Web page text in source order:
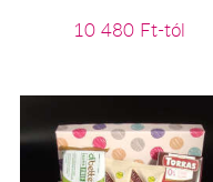
10 480 Ft-tól